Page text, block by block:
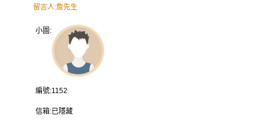
留言人:詹先生
小圖:
編號:1152
信箱:已隱藏